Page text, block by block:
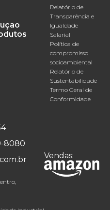
Relatório de
Transparência e
Igualdade
Salarial
Política de
compromisso
socioambiental
Relatório de
Sustentabilidade
Termo Geral de
Conformidade
8080
Vendas: